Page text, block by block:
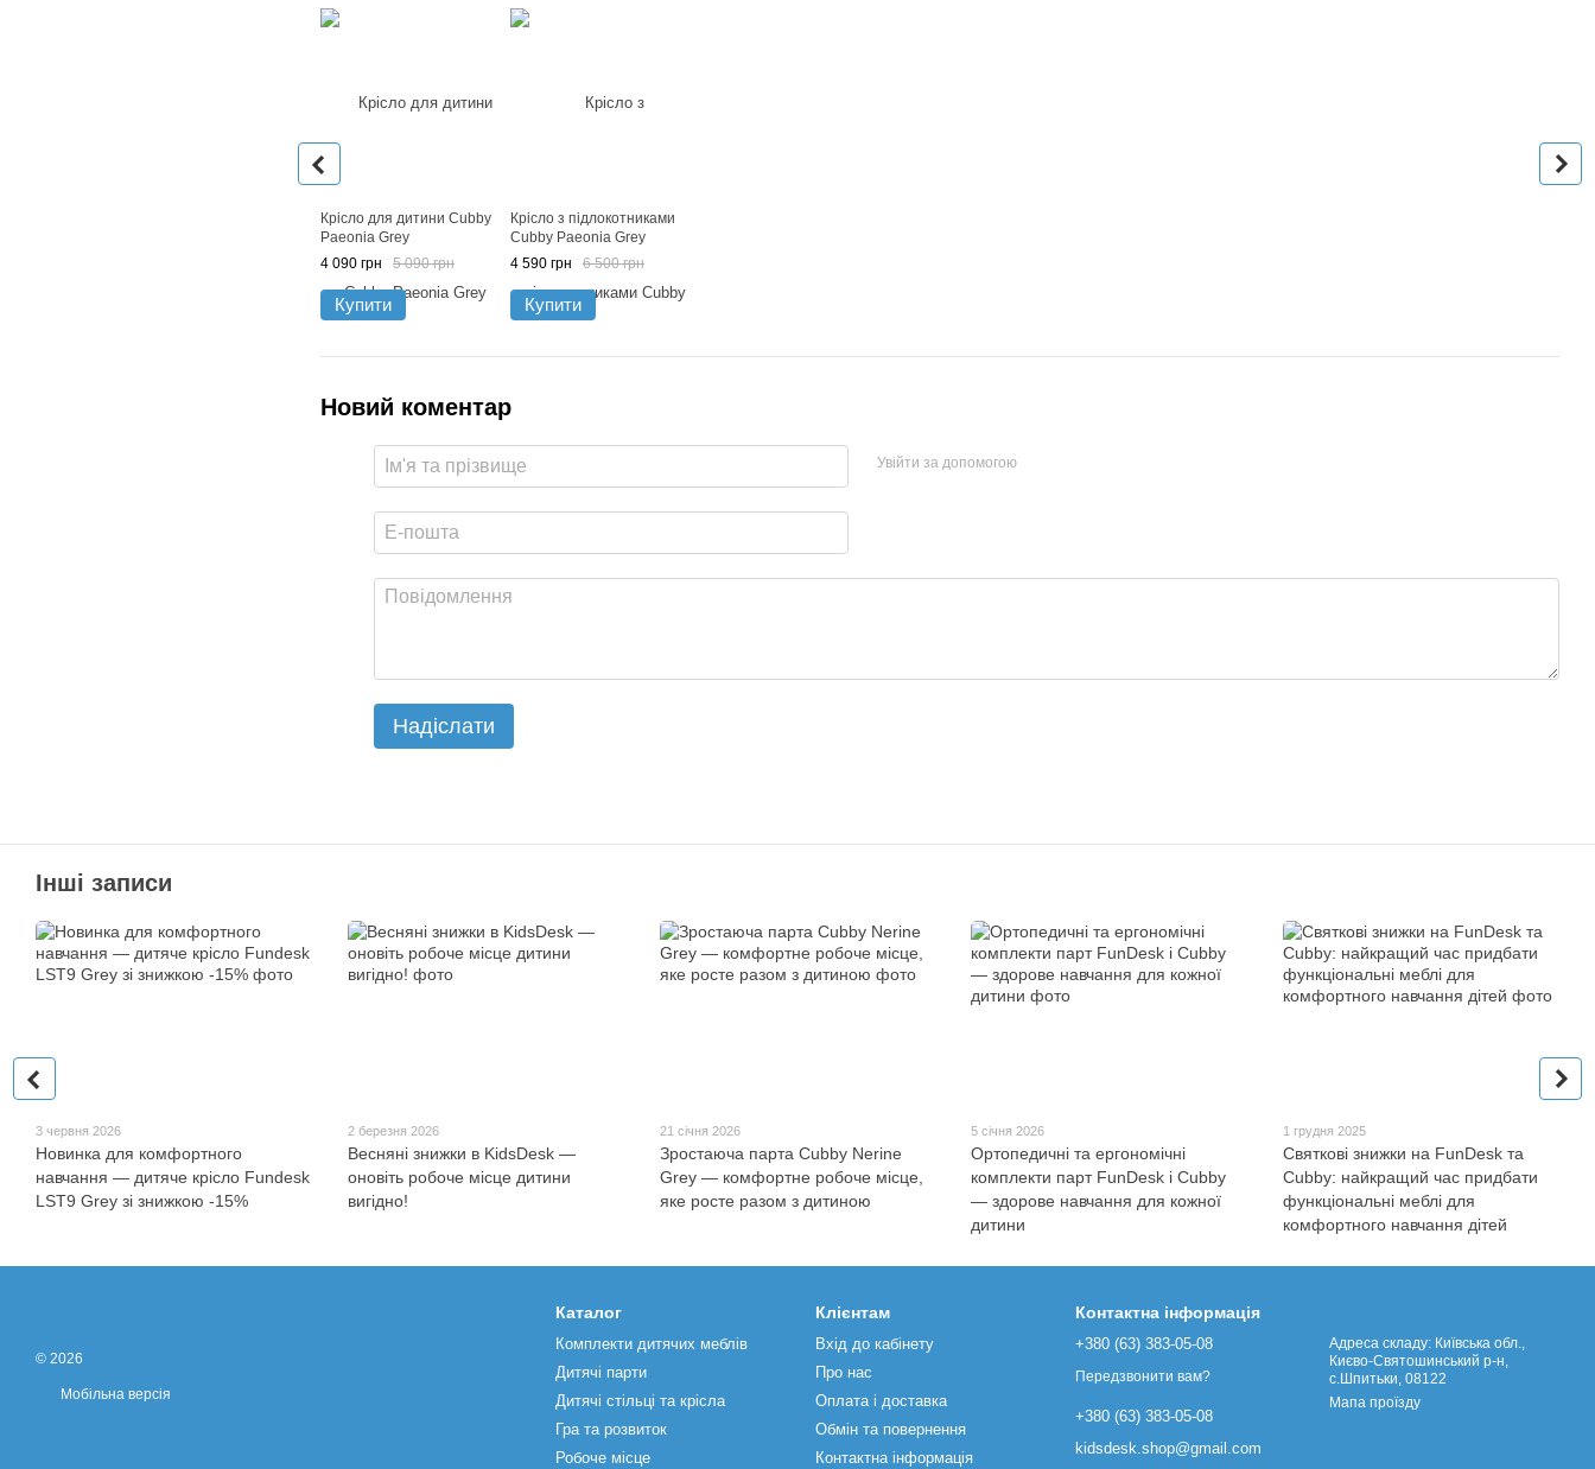
Крісло для дитини Cubby
Paeonia Grey
4 090 грн
5 090 грн
Купити
Крісло з підлокотниками
Cubby Paeonia Grey
4 590 грн
6 500 грн
Купити
Новий коментар
Увійти за допомогою
Надіслати
Інші записи
3 червня 2026
Новинка для комфортного
навчання — дитяче крісло Fundesk
LST9 Grey зі знижкою -15%
2 березня 2026
Весняні знижки в KidsDesk —
оновіть робоче місце дитини
вигідно!
21 січня 2026
Зростаюча парта Cubby Nerine
Grey — комфортне робоче місце,
яке росте разом з дитиною
5 січня 2026
Ортопедичні та ергономічні
комплекти парт FunDesk і Cubby
— здорове навчання для кожної
дитини
1 грудня 2025
Святкові знижки на FunDesk та
Cubby: найкращий час придбати
функціональні меблі для
комфортного навчання дітей
© 2026
Мобільна версія
Каталог
Комплекти дитячих меблів
Дитячі парти
Дитячі стільці та крісла
Гра та розвиток
Робоче місце
Клієнтам
Вхід до кабінету
Про нас
Оплата і доставка
Обмін та повернення
Контактна інформація
Контактна інформація
+380 (63) 383-05-08
Передзвонити вам?
+380 (63) 383-05-08
kidsdesk.shop@gmail.com
Адреса складу: Київська обл.,
Києво-Святошинський р-н,
с.Шпитьки, 08122
Мапа проїзду